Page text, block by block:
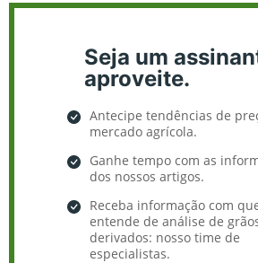
Seja um
aproveite.
Antecipe tendências de
mercado agrícola.
Ganhe tempo com as
dos nossos artigos.
Receba informação com
entende de análise de
derivados: nosso time de
especialistas.